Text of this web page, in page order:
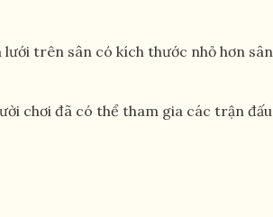
trên sân có kích thước nhỏ hơn sân
chơi đã có thể tham gia các trận đấu